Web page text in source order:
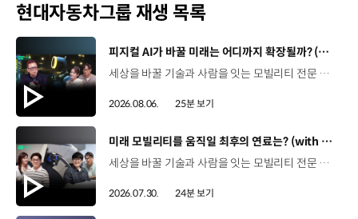
현대자동차그룹 재생 목록
[동영상]
피지컬 AI가 바꿀 미래는 어디까지 확장될까? (with 카이스트 김대식 교수) | 현대진행형 팟캐스트 EP. 22
세상을 바꿀 기술과 사람을 잇는 모빌리티 전문 팟캐스트, 현대진행형. 🔊과학커뮤니케이터 이독실, 여도은 앵커‬,그리고 카이스트 김대식 교수와 함께했습니다. 이제는 AI가 물건을 옮기고, 사람을 돕고, 함께 일하는 시대! 스물두 번째 에피소드에서는 몸을 가진 AI, ‘피지컬 AI’를 주제로휴머노이드가 사람을 닮은 이유부터 산업과 일상에 가져올 변화,그리고 현대자동차그룹이 준비하는 피지컬 AI의 미래까지 이야기합니다. 화면 밖을 나와 몸을 갖게 된 AI, 우리의 일상은 어떻게 달라질까요?현대진행형 22편에서 확인해 보세요. 현대진행형 팟빵 ▶현대진행형 애플 팟캐스트 ▶현대진행형 스포티파이 ▶ 00:00 하이라이트00:37 출연진 소개01:00 몸을 가진 AI, 피지컬 AI란?01:31 10년 만에 달라진 휴머노이드 기술02:42 도구로 능력을 확장해 온 인간04:51 인간의 의지까지 확장하는 AI05:30 휴머노이드는 왜 사람을 닮았을까?07:18 휴머노이드 개발에 남은 가장 큰 과제07:31 인간의 손과 다른 아틀라스의 손08:36 피지컬 AI가 가장 먼저 필요한 분야09:32 AI 시대, 노동의 의미는 달라질까?12:13 아직 1%도 시작하지 않은 피지컬 AI16:28 현대자동차그룹이 준비해 온 피지컬 AI17:31 미래 모빌리티는 어떤 모습일까?19:14 현대자동차그룹이 가진 풀스택 경쟁력20:10 피지컬 AI의 성능을 결정하는 모션 데이터22:49 휴머노이드와 함께 일하는 시대23:51 클로징 *본 영상에 포함된 참여자의 의견은 현대자동차그룹의 공식 입장과 다를 수 있습니다. #현대자동차그룹 #현대진행형 #모빌리티팟캐스트 #피지컬AI #휴머노이드 #보스턴다이나믹스 #아틀라스 #미래모빌리티 #모빌리티 #팟캐스트
2026.08.06. 25분 보기
[동영상]
미래 모빌리티를 움직일 최후의 연료는? (with 우주먼지, 항성) | 현대진행형 팟캐스트 EP. 21
세상을 바꿀 기술과 사람을 잇는 모빌리티 전문 팟캐스트, 현대진행형. 🔊 과학커뮤니케이터 이독실, 여도은 앵커,그리고 천문학자 우주먼지, 과학커뮤니케이터 항성과 함께했습니다. 휘발유부터 전기차, 수소전기차, 하이브리드까지미래 모빌리티를 움직일 연료는 무엇일까요? 스물한 번째 에피소드에서는 자동차의 '연료'를 주제로다양한 에너지가 만들어갈 미래 모빌리티 라이프스타일을 이야기합니다. 연료가 바뀌면 자동차도, 우리의 이동 방식도 달라지지 않을까요?현대진행형 21편에서 확인해 보세요. 현대진행형 팟빵▶ 현대진행형 애플 팟캐스트▶현대진행형 스포티파이▶ 00:00 하이라이트00:21 인트로 / 자기소개00:58 자동차의 성격, 무엇으로 결정될까?03:38 연료란, 자동차의 성격을 결정하는 DNA04:24 휘발유는 어떻게 연료 경쟁에서 살아남았을까06:09 휘발유의 과거와 현재, 유연휘발유 속 납성분07:02 지구를 납으로 오염시키던 유연휘발유가 사라진 이유08:47 달리는 전자제품이 된 자동차, SDV 시대로의 전환09:46 '기계공학' 시스템에서 '소프트웨어'로 변화하는 모빌리티11:18 친환경차 시대가 오기까지의 기술적 과제11:43 전기차 배터리가 풀어야 할 숙제12:25 배터리를 관리하는 BMS 기술13:51 수소전기차, 인프라가 먼저일까 수요가 먼저일까?14:23 수소가 청정 연료로 주목받는 이유15:08 우주에서 가장 흔한 원소, 수소 생산과 운송의 현실적인 과제16:49 수소가 필요한 모빌리티는 따로 있다18:21 하이브리드가 대세인 시대, 그 이유는? 19:26 하이브리드는 연료 과도기를 견디게 해주는 기술21:44 전기·수소·하이브리드를 함께 준비하는 멀티 파워트레인 전략이란?23:30 클로징 *본 영상에 포함된 참여자의 의견은 현대자동차그룹의 공식 입장과 다를 수 있습니다. #현대자동차그룹 #현대진행형 #모빌리티팟캐스트 #전기차 #수소전기차 #연료 #에너지 #미래모빌리티 #모빌리티 #팟캐스트
2026.07.30. 24분 보기